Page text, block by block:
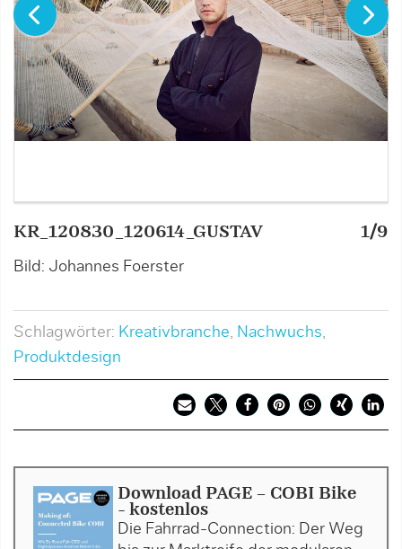
KR_120830_120614_GUSTAV
Bild: Johannes Foerster
1/9
Schlagwörter: Kreativbranche, Nachwuchs,
Produktdesign
Download PAGE - COBI Bike
- kostenlos
Die Fahrrad-Connection: Der Weg